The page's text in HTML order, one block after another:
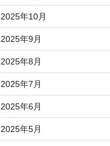
2025年10月
2025年9月
2025年8月
2025年7月
2025年6月
2025年5月